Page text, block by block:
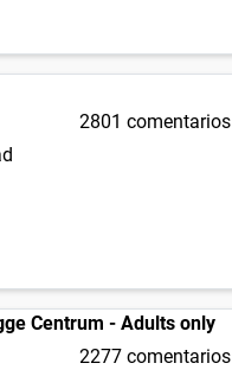
2801 comentarios
Centrum - Adults only
2277 comentarios